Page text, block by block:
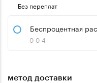
Без переплат
Беспроцентная
0-0-4
метод доставки